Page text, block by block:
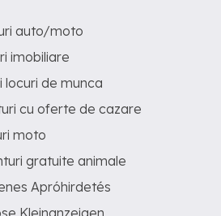
auto/moto
imobiliare
locuri de munca
cu oferte de cazare
moto
gratuite animale
Apróhirdetés
Kleinanzeigen